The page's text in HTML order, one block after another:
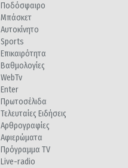
Ποδόσφαιρο
Μπάσκετ
Αυτοκίνητο
Sports
Επικαιρότητα
Βαθμολογίες
WebTv
Enter
Πρωτοσέλιδα
Τελευταίες Ειδήσεις
Αρθρογραφίες
Αφιερώματα
Πρόγραμμα TV
Live-radio